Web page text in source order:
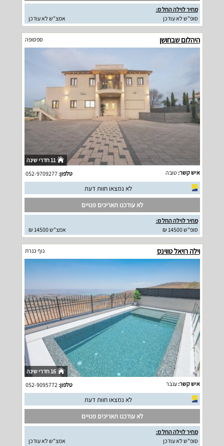
מחיר לוילה החל מ:
סופ"ש לא עודכן
אמצ"ש לא עודכן
היהלום שבחושן ספסופה
11 חדרי שינה
איש קשר: טובה טלפון:052-9709277
לא נמצאו חוות דעת
לא עודכנו תאריכים פנויים
מחיר לוילה החל מ:
סופ"ש 14500 ₪
אמצ"ש 14500 ₪
וילה רויאל טווינס נוף כנרת
16 חדרי שינה
איש קשר:ענבר טלפון:
לא נמצאו חוות דעת
לא עודכנו תאריכים פנויים
מחיר לוילה החל מ:
סופ"ש לא עודכן
אמצ"ש לא עודכן